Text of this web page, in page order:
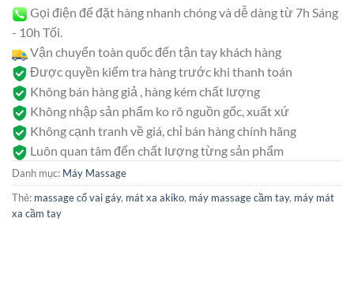
Gọi điện để đặt hàng nhanh chóng và dễ dàng từ 7h Sáng
- 10h Tối.
Vận chuyển toàn quốc đến tận tay khách hàng
Được quyền kiểm tra hàng trước khi thanh toán
Không bán hàng giả , hàng kém chất lượng
Không nhập sản phẩm ko rõ nguồn gốc, xuất xứ
Không cạnh tranh về giá, chỉ bán hàng chính hãng
Luôn quan tâm đến chất lượng từng sản phẩm
Danh mục: Máy Massage
Thẻ: massage cổ vai gáy, mát xa akiko, máy massage cầm tay, máy mát
xa cầm tay